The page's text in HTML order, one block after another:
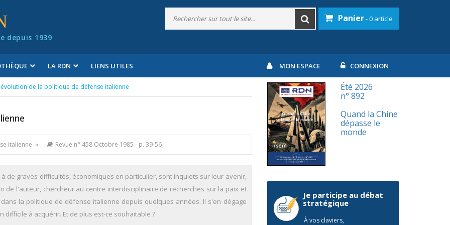
depuis 1939
Panier- 0 article
LA RDN LIENS UTILES MON ESPACE CONNEXION
de la politique de défense italienne
italienne » Revue n° 458 Octobre 1985 - p. 39-56
de graves difficultés, économiques en particulier, sont inquiets sur leur avenir,
l'auteur, chercheur au centre interdisciplinaire de recherches sur la paix et
la politique de défense italienne depuis quelques années. Il s'en dégage
à acquérir. Et de plus est-ce souhaitable ?
Été 2026
n° 892
Quand la Chine
dépasse le
monde
Je participe au débat
stratégique
À vos claviers,